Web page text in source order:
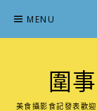
content
MENU
圍
美食攝影食記發表歡